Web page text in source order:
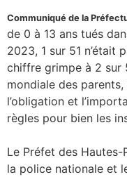
Communiqué de la
de 0 à 13 ans tués
2023, 1 sur 51 n’était
chiffre grimpe à 2 sur
mondiale des
l’obligation et
règles pour bien les
Le Préfet des
la police nationale et